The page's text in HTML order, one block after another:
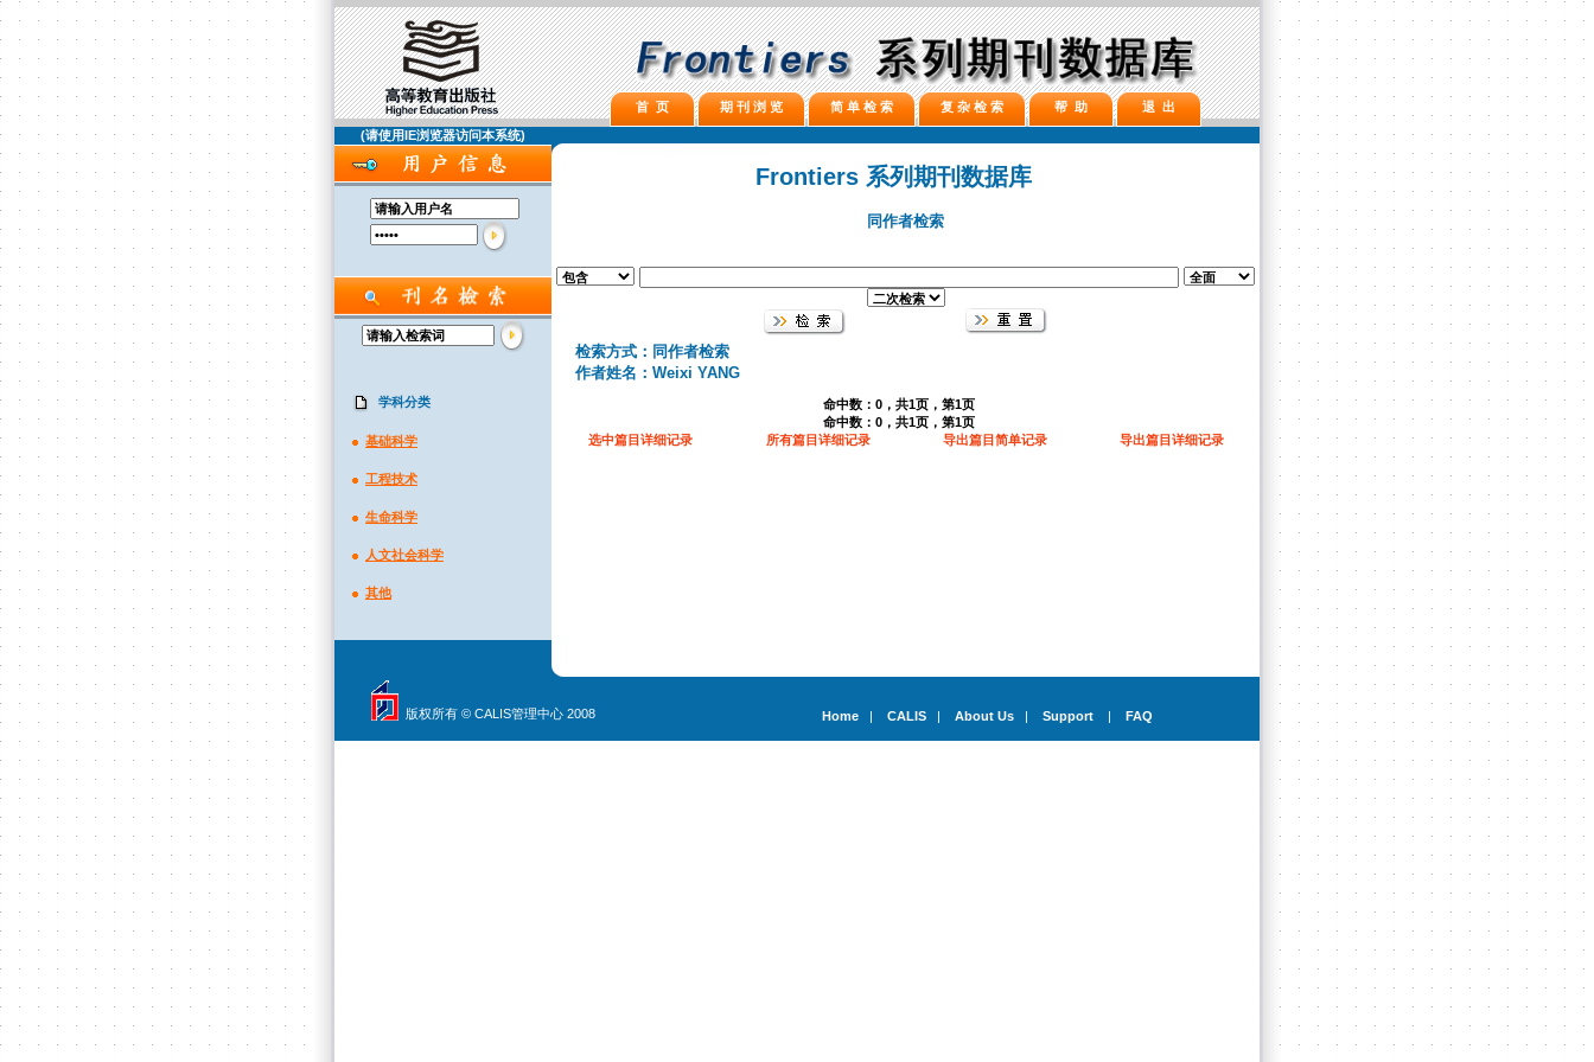
首 页 期 刊 浏 览 简 单 检 索 复 杂 检 索 帮 助 退 出
(请使用IE浏览器访问本系统)
学科分类
基础科学
工程技术
生命科学
人文社会科学
其他
Frontiers 系列期刊数据库
同作者检索
检索方式：同作者检索
作者姓名：Weixi YANG
命中数：0，共1页，第1页
命中数：0，共1页，第1页
选中篇目详细记录
所有篇目详细记录 导出篇目简单记录 导出篇目详细记录
版权所有 © CALIS管理中心 2008 Home| CALIS| About Us| Support| FAQ